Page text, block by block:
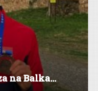
na Balka...